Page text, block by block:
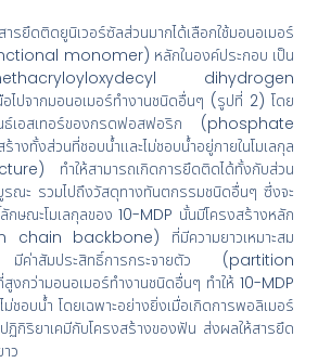
นิเวอร์ซัลส่วนมากได้เลือกใช้มอนอเมอร์
monomer) หลักในองค์ประกอบ เป็น
dihydrogen
ปจากมอนอเมอร์ทำงานชนิดอื่นๆ (รูปที่ 2) โดย
เอสเทอร์ของกรดฟอสฟอริก (phosphate
ส่วนที่ชอบน้ำและไม่ชอบน้ำอยู่ภายในโมเลกุล
ทำให้สามารถเกิดการยึดติดได้ทั้งกับส่วน
ณะ รวมไปถึงวัสดุทางทันตกรรมชนิดอื่นๆ ซึ่งจะ
กษณะโมเลกุลของ 10-MDP นั้นมีโครงสร้างหลัก
chain backbone) ที่มีความยาวเหมาะสม
าสัมประสิทธิ์การกระจายตัว (partition
ว่ามอนอเมอร์ทำงานชนิดอื่นๆ ทำให้ 10-MDP
ชอบน้ำ โดยเฉพาะอย่างยิ่งเมื่อเกิดการพอลิเมอร์
ฏิกิริยาเคมีกับโครงสร้างของฟัน ส่งผลให้สารยึด
ว